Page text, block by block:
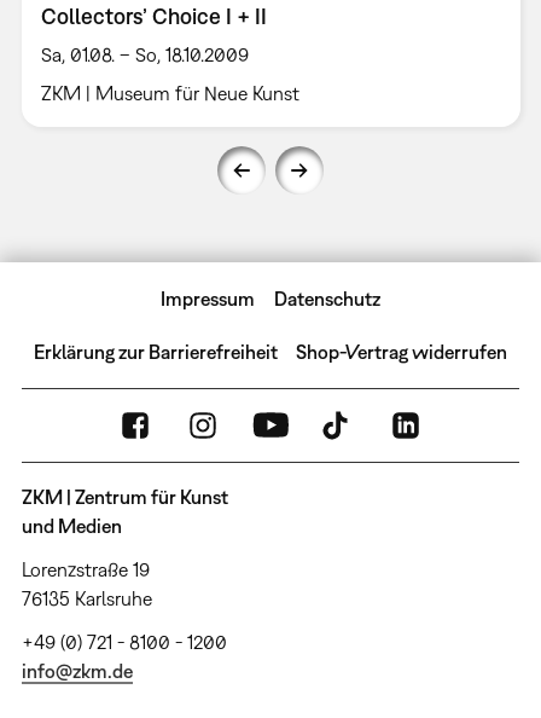
Collectors’ Choice I + II
Sa, 01.08. – So, 18.10.2009
ZKM | Museum für Neue Kunst
Impressum Datenschutz
Erklärung zur Barrierefreiheit Shop-Vertrag widerrufen
ZKM | Zentrum für Kunst
und Medien
Lorenzstraße 19
76135 Karlsruhe
+49 (0) 721 - 8100 - 1200
info@zkm.de